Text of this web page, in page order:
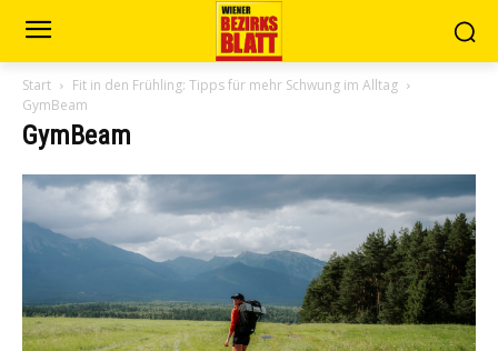
Start
Fit in den Frühling: Tipps für mehr Schwung im Alltag
GymBeam
GymBeam